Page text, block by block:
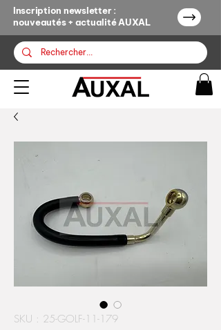
Inscription newsletter :
nouveautés + actualité AUXAL
SKU : 25-GOLF-11-179